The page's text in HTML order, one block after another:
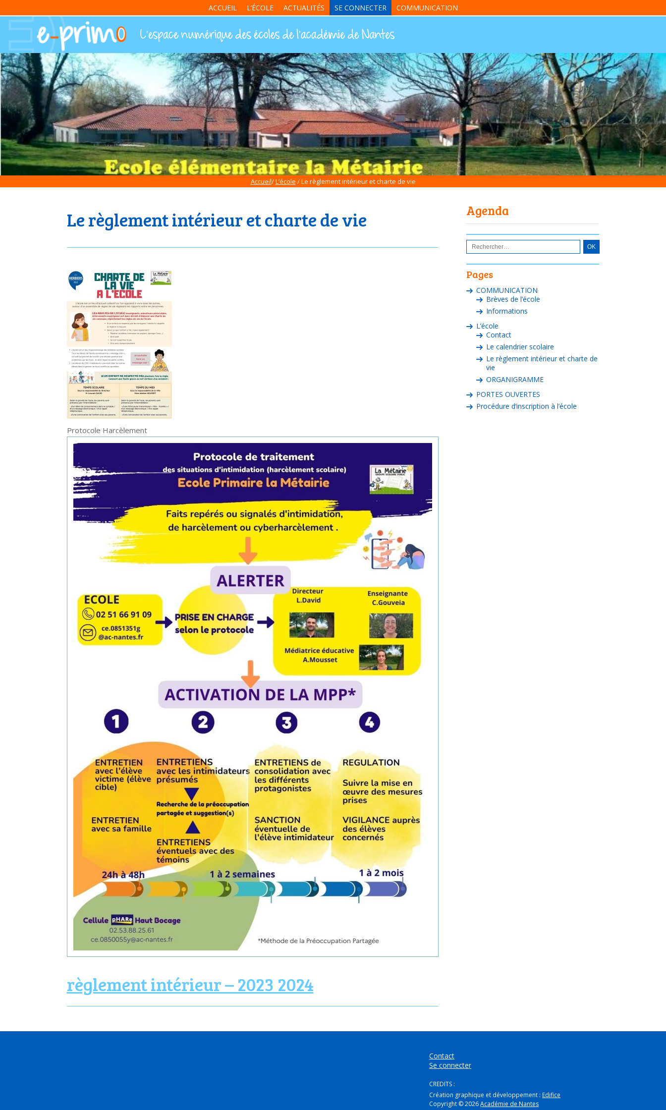
ACCUEIL L’ÉCOLE ACTUALITÉS SE CONNECTER COMMUNICATION
Accueil/L’école / Le règlement intérieur et charte de vie
Le règlement intérieur et charte de vie
Protocole Harcèlement
règlement intérieur – 2023 2024
Agenda
Pages
COMMUNICATION
Brèves de l’école
Informations
L’école
Contact
Le calendrier scolaire
Le règlement intérieur et charte de
vie
ORGANIGRAMME
PORTES OUVERTES
Procédure d’inscription à l’école
Contact
Se connecter
CREDITS :
Création graphique et développement :Edifice
Copyright © 2026Académie de Nantes